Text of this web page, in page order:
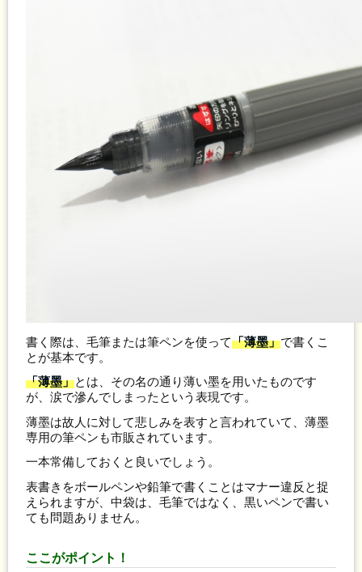
書く際は、毛筆または筆ペンを使って「薄墨」で書くこ
とが基本です。
「薄墨」とは、その名の通り薄い墨を用いたものです
が、涙で滲んでしまったという表現です。
薄墨は故人に対して悲しみを表すと言われていて、薄墨
専用の筆ペンも市販されています。
一本常備しておくと良いでしょう。
表書きをボールペンや鉛筆で書くことはマナー違反と捉
えられますが、中袋は、毛筆ではなく、黒いペンで書い
ても問題ありません。
ここがポイント！